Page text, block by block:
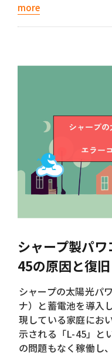
more
シャープ製パ
45の原因と復
シャープの太陽光パ
ナ）と蓄電池を導入
現している家庭にお
示される「L-45」と
の問題もなく稼働し